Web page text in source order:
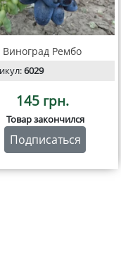
Виноград Рембо
6029
145 грн.
Товар закончился
Подписаться